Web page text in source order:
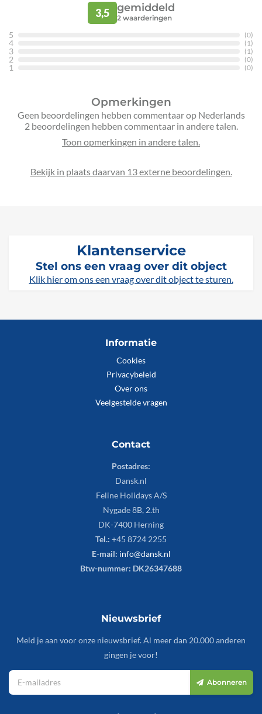
3,5 gemiddeld
2waarderingen
5 (0)
4 (1)
3 (1)
2 (0)
1 (0)
Opmerkingen
Geen beoordelingen hebben commentaar op Nederlands
2 beoordelingen hebben commentaar in andere talen.
Bekijk in plaats daarvan 13 externe beoordelingen.
Klantenservice
Stel ons een vraag over dit object
Klik hier om ons een vraag over dit object te sturen.
Informatie
Cookies
Privacybeleid
Over ons
Veelgestelde vragen
Contact
Postadres:
Dansk.nl
Feline Holidays A/S
Nygade 8B, 2.th
DK-7400 Herning
Tel.: +45 8724 2255
E-mail: info@dansk.nl
Btw-nummer: DK26347688
Nieuwsbrief
Meld je aan voor onze nieuwsbrief. Al meer dan 20.000 anderen
gingen je voor!
Abonneren